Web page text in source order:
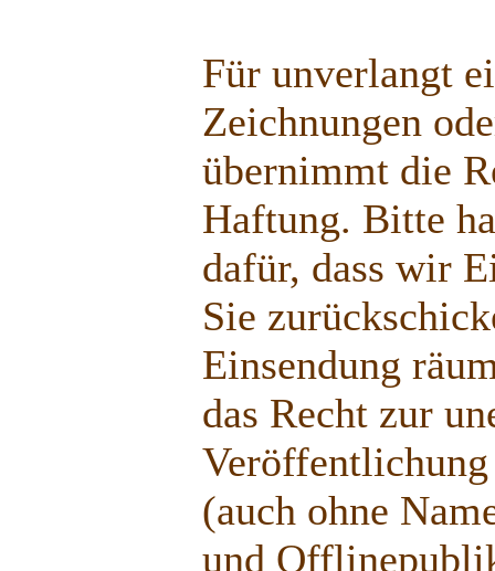
Für unverlangt
Zeichnungen
übernimmt die
Haftung. Bitte
dafür, dass wir
Sie
Einsendung
das Recht zur
Veröffentlichung
(auch ohne
und